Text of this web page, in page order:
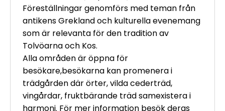
Föreställningar genomförs med teman från
antikens Grekland och kulturella evenemang
som är relevanta för den tradition av
Tolvöarna och Kos.
Alla områden är öppna för
besökare,besökarna kan promenera i
trädgården där örter, vilda cederträd,
vingårdar, fruktbärande träd samexistera i
harmoni. För mer information besök deras